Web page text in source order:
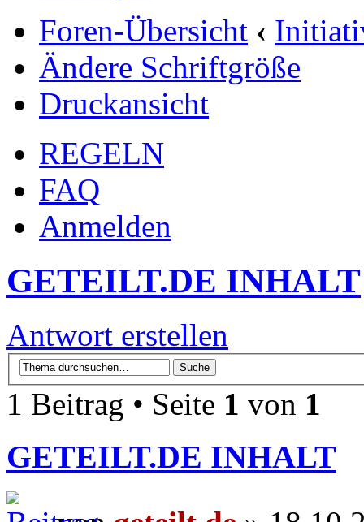
Foren-Übersicht ‹
Ändere Schriftgröße
Druckansicht
REGELN
FAQ
Anmelden
GETEILT.DE INHALT
Antwort erstellen
1 Beitrag • Seite 1 von 1
GETEILT.DE INHALT